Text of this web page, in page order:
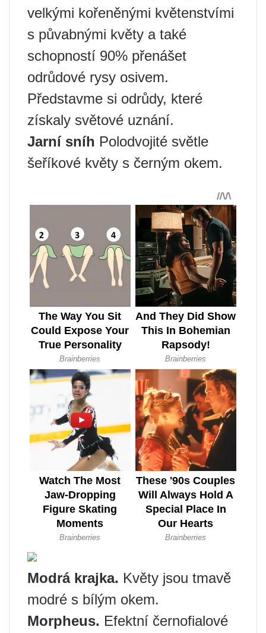
velkými kořeněnými květenstvími
s půvabnými květy a také
schopností 90% přenášet
odrůdové rysy osivem.
Představme si odrůdy, které
získaly světové uznání.
Jarní sníh Polodvojité světle
šeříkové květy s černým okem.
Modrá krajka. Květy jsou tmavě
modré s bílým okem.
Morpheus. Efektní černofialové